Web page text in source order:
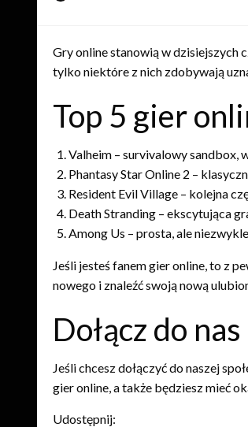
Gry online stanowią w dzisiejszych
tylko niektóre z nich zdobywają
Top 5 gier
Valheim – survivalowy sandbox,
Phantasy Star Online 2 –
Resident Evil Village – kolejna
Death Stranding – ekscytująca
Among Us – prosta, ale
Jeśli jesteś fanem gier online, to z
nowego i znaleźć swoją nową
Dołącz do
Jeśli chcesz dołączyć do naszej
gier online, a także będziesz mieć
Udostępnij: